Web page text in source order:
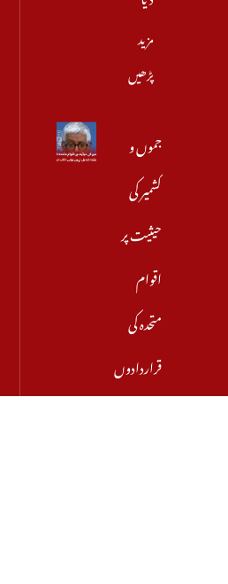
مزید
پڑھیں
جموں و
کشمیر کی
حیثیت پر
اقوام
متحدہ کی
قراردادوں